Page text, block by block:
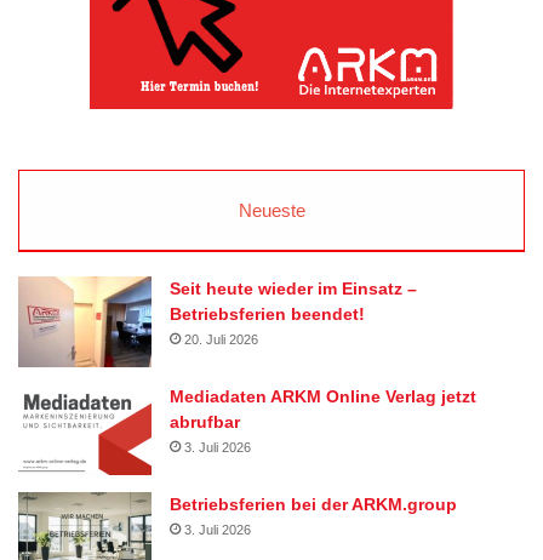
Neueste
Seit heute wieder im Einsatz –
Betriebsferien beendet!
20. Juli 2026
Mediadaten ARKM Online Verlag jetzt
abrufbar
3. Juli 2026
Betriebsferien bei der ARKM.group
3. Juli 2026